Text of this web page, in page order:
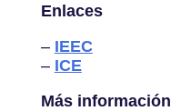
Enlaces
– IEEC
– ICE
Más información